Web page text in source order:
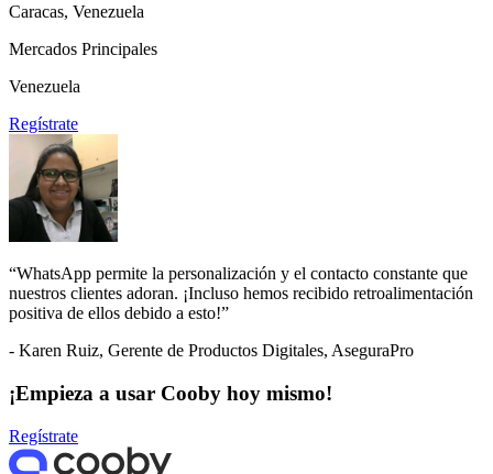
Caracas, Venezuela
Mercados Principales
Venezuela
Regístrate
“WhatsApp permite la personalización y el contacto constante que
nuestros clientes adoran. ¡Incluso hemos recibido retroalimentación
positiva de ellos debido a esto!”
- Karen Ruiz, Gerente de Productos Digitales, AseguraPro
¡Empieza a usar Cooby hoy mismo!
Regístrate